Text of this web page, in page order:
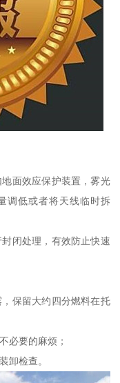
面效应保护装置，雾光
调低或者将天线临时拆
闭处理，有效防止快速
保留大约四分燃料在托
必要的麻烦；
卸检查。